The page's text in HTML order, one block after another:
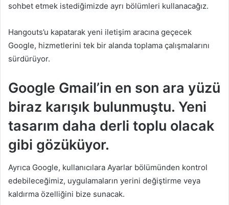
sohbet etmek istediğimizde ayrı bölümleri kullanacağız.
Hangouts’u kapatarak yeni iletişim aracına geçecek
Google, hizmetlerini tek bir alanda toplama çalışmalarını
sürdürüyor.
Google Gmail’in en son ara yüzü
biraz karışık bulunmuştu. Yeni
tasarım daha derli toplu olacak
gibi gözüküyor.
Ayrıca Google, kullanıcılara Ayarlar bölümünden kontrol
edebileceğimiz, uygulamaların yerini değiştirme veya
kaldırma özelliğini bize sunacak.